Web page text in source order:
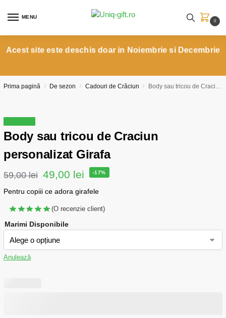
MENU
0
Acest site este deschis doar in Noiembrie si Decembrie
Prima pagină / De sezon / Cadouri de Crăciun / Body sau tricou de Craciun personalizat Girafa
Body sau tricou de Craciun
personalizat Girafa
59,00lei 49,00 lei -17%
Pentru copiii ce adora girafele
(O recenzie client)
Marimi Disponibile
Anulează